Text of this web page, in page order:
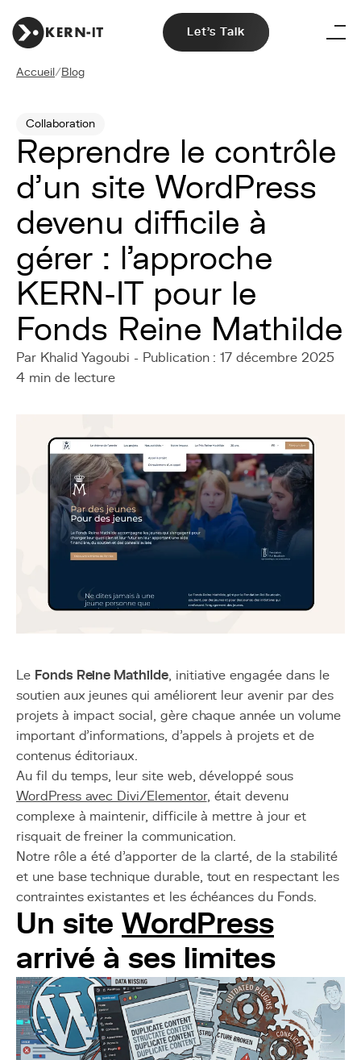
Let's Talk
Accueil/Blog
Collaboration
Reprendre le contrôle
d’un site WordPress
devenu difficile à
gérer : l’approche
KERN-IT pour le
Fonds Reine Mathilde
Par Khalid Yagoubi - Publication : 17 décembre 2025
4 min de lecture
Le Fonds Reine Mathilde, initiative engagée dans le
soutien aux jeunes qui améliorent leur avenir par des
projets à impact social, gère chaque année un volume
important d’informations, d’appels à projets et de
contenus éditoriaux.
Au fil du temps, leur site web, développé sous
WordPress avec Divi/Elementor, était devenu
complexe à maintenir, difficile à mettre à jour et
risquait de freiner la communication.
Notre rôle a été d’apporter de la clarté, de la stabilité
et une base technique durable, tout en respectant les
contraintes existantes et les échéances du Fonds.
Un site WordPress
arrivé à ses limites